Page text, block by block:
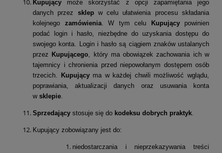
Kupujący może skorzystać z opcji zapamiętania jego
danych przez sklepw celu ułatwienia procesu składania
kolejnego zamówienia. W tym celu Kupującypowinien
podać login i hasło, niezbędne do uzyskania dostępu do
swojego konta. Login i hasło są ciągiem znaków ustalanych
przez Kupującego , który ma obowiązek zachowania ich w
tajemnicy i chronienia przed niepowołanym dostępem osób
trzecich. Kupujący ma w każdej chwili możliwość wglądu,
poprawiania, aktualizacji danych oraz usuwania konta
w sklepie
Sprzedający stosuje się do kodeksu dobrych praktyk
Kupujący zobowiązany jest do:
niedostarczania i nieprzekazywania treści